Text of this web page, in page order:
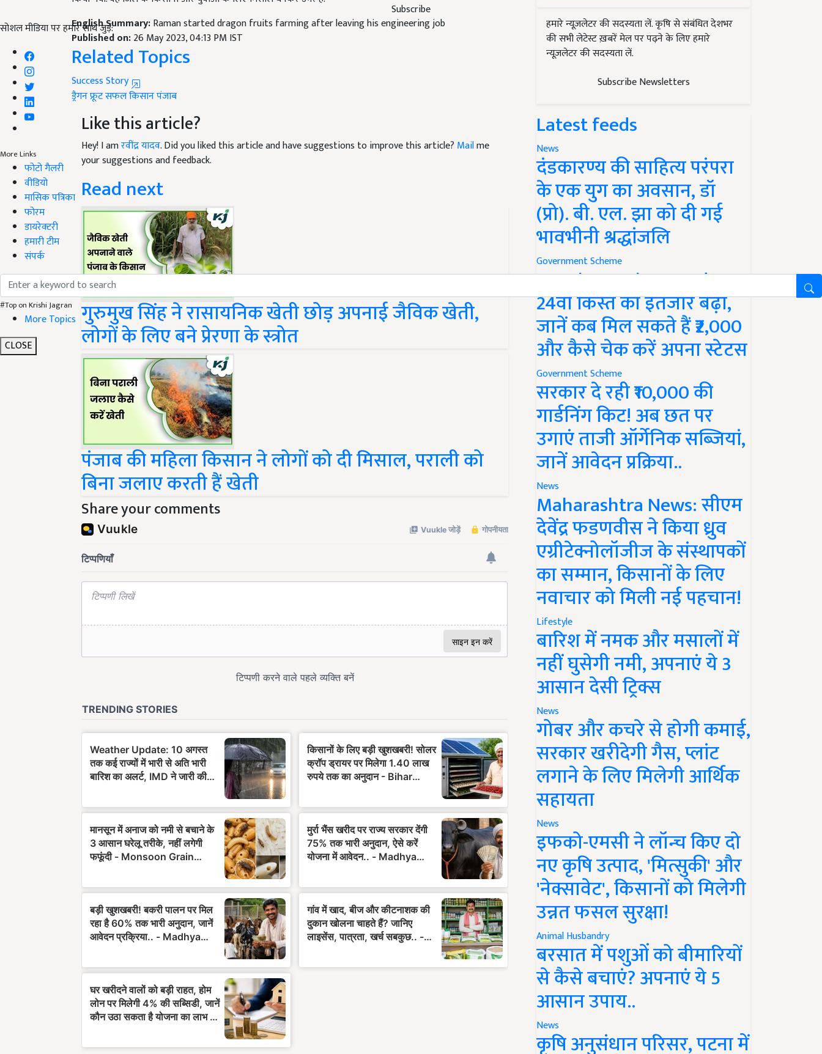
Subscribe
सोशल मीडिया पर हमारे साथ जुड़ें:
More Links
फोटो गैलरी
वीडियो
मासिक पत्रिका
फोरम
डायरेक्टरी
हमारी टीम
संपर्क
#Top on Krishi Jagran
More Topics
CLOSE
Raman started dragon fruits farming after leaving his engineering job
Published on:26 May 2023, 04:13 PM IST
Related Topics
Success Story
ड्रैगन फ्रूटसफल किसान
Like this article?
Hey! I amरवींद्र यादव . Did you liked this article and have suggestions to improve this article?
your suggestions and feedback.
Read next
गुरुमुख सिंह ने रासायनिक खेती छोड़ अपनाई जैविक खेती,
लोगों के लिए बने प्रेरणा के स्त्रोत
पंजाब की महिला किसान ने लोगों को दी मिसाल, पराली को
बिना जलाए करती हैं खेती
Share your comments
हमारे न्यूज़लेटर की सदस्यता लें. कृषि से संबंधित देशभर
की सभी लेटेस्ट ख़बरें मेल पर पढ़ने के लिए हमारे
न्यूज़लेटर की सदस्यता लें.
Subscribe Newsletters
Latest feeds
News
दंडकारण्य की साहित्य परंपरा
के एक युग का अवसान, डॉ
(प्रो). बी. एल. झा को दी गई
भावभीनी श्रद्धांजलि
Government Scheme
PM Kisan Yojana Update:
24वीं किस्त का इंतजार बढ़ा,
जानें कब मिल सकते हैं ₹2,000
और कैसे चेक करें अपना स्टेटस
Government Scheme
सरकार दे रही ₹10,000 की
गार्डनिंग किट! अब छत पर
उगाएं ताजी ऑर्गेनिक सब्जियां,
जानें आवेदन प्रक्रिया..
News
Maharashtra News: सीएम
देवेंद्र फडणवीस ने किया ध्रुव
एग्रीटेक्नोलॉजीज के संस्थापकों
का सम्मान, किसानों के लिए
नवाचार को मिली नई पहचान!
Lifestyle
बारिश में नमक और मसालों में
नहीं घुसेगी नमी, अपनाएं ये 3
आसान देसी ट्रिक्स
News
गोबर और कचरे से होगी कमाई,
सरकार खरीदेगी गैस, प्लांट
लगाने के लिए मिलेगी आर्थिक
सहायता
News
इफको-एमसी ने लॉन्च किए दो
नए कृषि उत्पाद, 'मित्सुकी' और
'नेक्सावेट', किसानों को मिलेगी
उन्नत फसल सुरक्षा!
Animal Husbandry
बरसात में पशुओं को बीमारियों
से कैसे बचाएं? अपनाएं ये 5
आसान उपाय..
News
कृषि अनुसंधान परिसर, पटना में